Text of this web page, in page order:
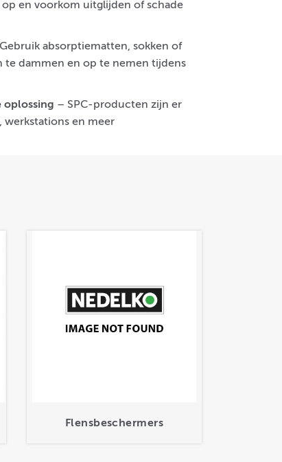
en voorkom uitglijden of schade
absorptiematten, sokken of
te dammen en op te nemen tijdens
oplossing – SPC-producten zijn er
werkstations en meer
Flensbeschermers